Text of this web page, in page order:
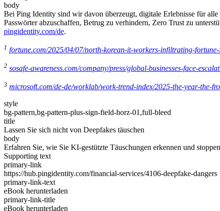
body
Bei Ping Identity sind wir davon überzeugt, digitale Erlebnisse für
Passwörter abzuschaffen, Betrug zu verhindern, Zero Trust zu
pingidentity.com/de.
1 fortune.com/2025/04/07/north-korean-it-workers-infiltrating-
2 sosafe-awareness.com/company/press/global-businesses-face-
3 microsoft.com/de-de/worklab/work-trend-index/2025-the-year-the-
style
bg-pattern,bg-pattern-plus-sign-field-horz-01,full-bleed
title
Lassen Sie sich nicht von Deepfakes täuschen
body
Erfahren Sie, wie Sie KI-gestützte Täuschungen erkennen und stoppen
Supporting text
primary-link
https://hub.pingidentity.com/financial-services/4106-deepfake-dangers
primary-link-text
eBook herunterladen
primary-link-title
eBook herunterladen